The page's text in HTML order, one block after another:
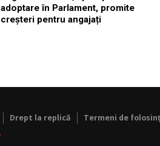
adoptare în Parlament, promite
creșteri pentru angajați
Drept la replică Termeni de